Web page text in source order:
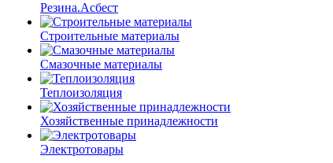
Резина.Асбест
Строительные материалы
Смазочные материалы
Теплоизоляция
Хозяйственные принадлежности
Электротовары